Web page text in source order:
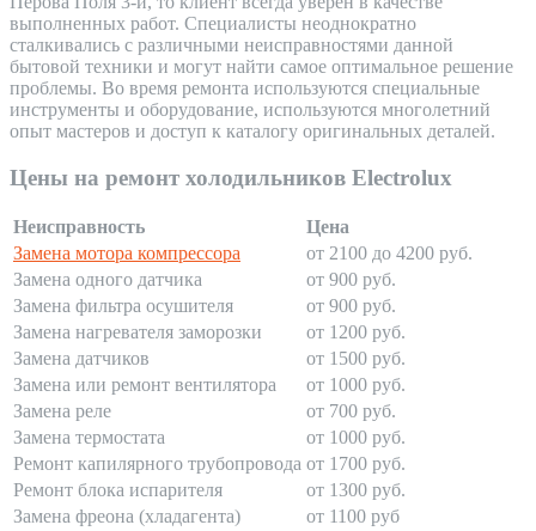
выполненных работ. Специалисты неоднократно
сталкивались с различными неисправностями данной
бытовой техники и могут найти самое оптимальное решение
проблемы. Во время ремонта используются специальные
инструменты и оборудование, используются многолетний
опыт мастеров и доступ к каталогу оригинальных деталей.
Цены на ремонт холодильников Electrolux
Неисправность
Цена
Замена мотора компрессора
от 2100 до 4200 руб.
Замена одного датчика
от 900 руб.
Замена фильтра осушителя
от 900 руб.
Замена нагревателя заморозки
от 1200 руб.
Замена датчиков
от 1500 руб.
Замена или ремонт вентилятора
от 1000 руб.
Замена реле
от 700 руб.
Замена термостата
от 1000 руб.
Ремонт капилярного трубопровода от 1700 руб.
Ремонт блока испарителя
от 1300 руб.
Замена фреона (хладагента)
от 1100 руб